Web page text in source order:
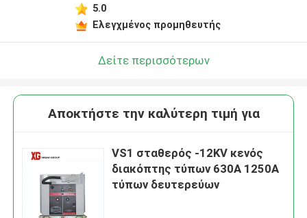
5.0
Ελεγχμένος προμηθευτής
Δείτε περισσότερων
Αποκτήστε την καλύτερη τιμή για
VS1 σταθερός -12KV κενός
διακόπτης τύπων 630A 1250A
τύπων δευτερεύων